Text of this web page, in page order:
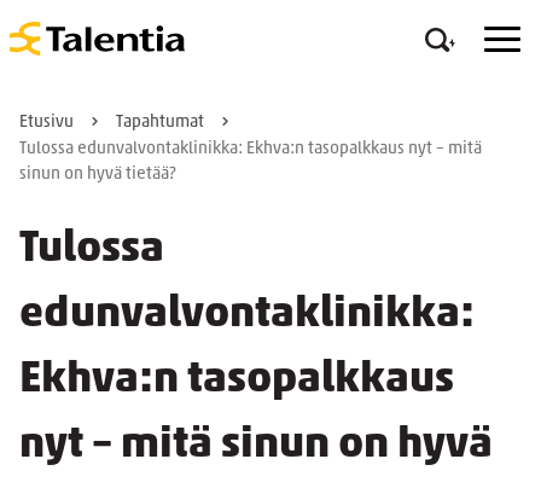
Etusivu
Tapahtumat
Tulossa edunvalvontaklinikka: Ekhva:n tasopalkkaus nyt – mitä
sinun on hyvä tietää?
Tulossa
edunvalvontaklinikka:
Ekhva:n tasopalkkaus
nyt – mitä sinun on hyvä